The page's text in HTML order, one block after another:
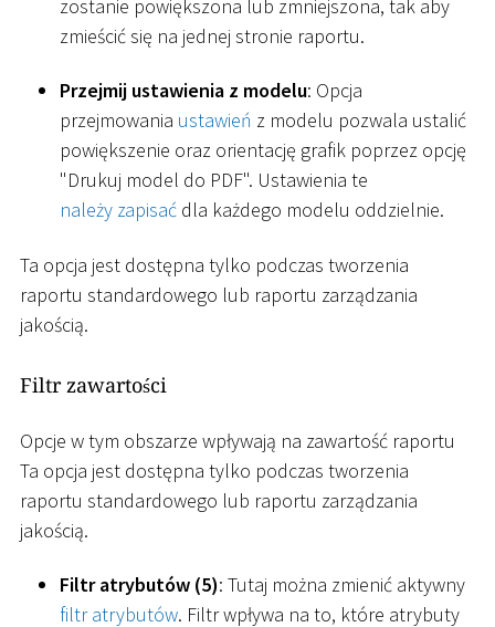
zostanie powiększona lub zmniejszona, tak aby
zmieścić się na jednej stronie raportu.
Przejmij ustawienia z modelu: Opcja
przejmowania ustawień z modelu pozwala ustalić
powiększenie oraz orientację grafik poprzez opcję
"Drukuj model do PDF". Ustawienia te
należy zapisać dla każdego modelu oddzielnie.
Ta opcja jest dostępna tylko podczas tworzenia
raportu standardowego lub raportu zarządzania
jakością.
Filtr zawartości
Opcje w tym obszarze wpływają na zawartość raportu
Ta opcja jest dostępna tylko podczas tworzenia
raportu standardowego lub raportu zarządzania
jakością.
Filtr atrybutów (5): Tutaj można zmienić aktywny
filtr atrybutów. Filtr wpływa na to, które atrybuty